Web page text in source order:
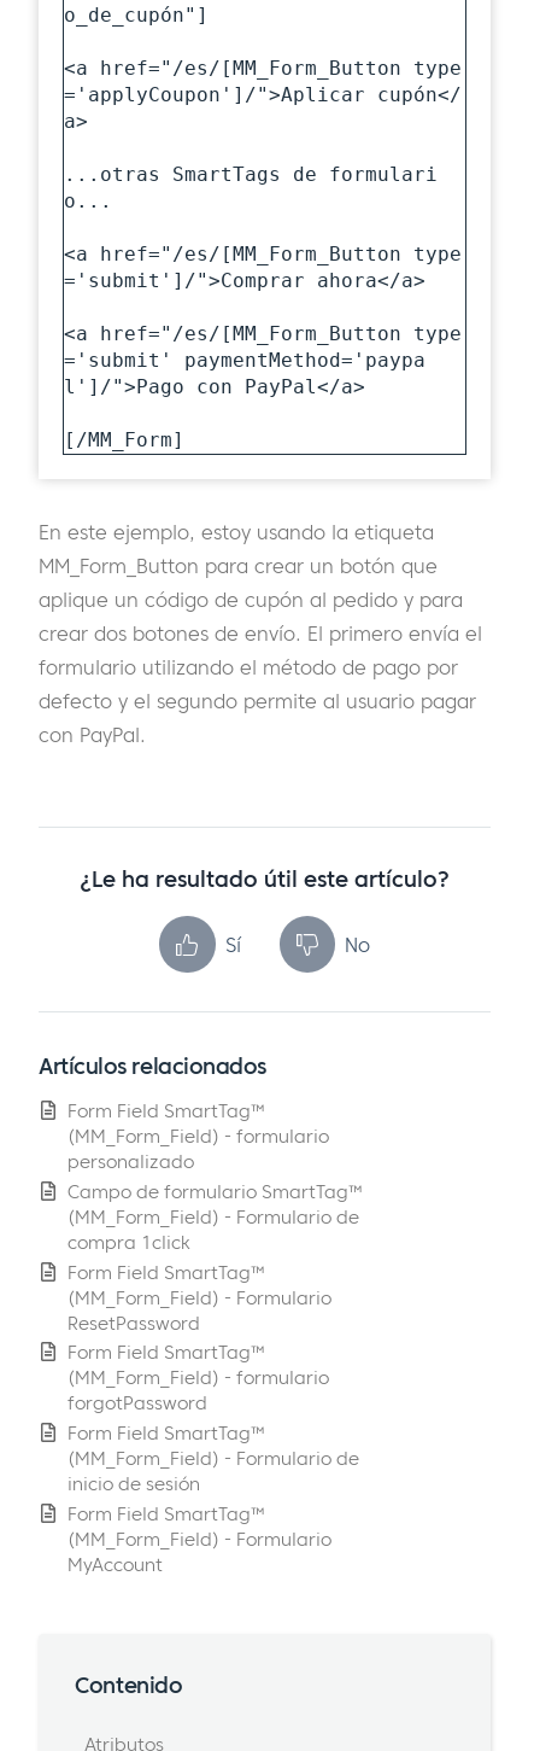
o_de_cupón"]
<a href="/es/[MM_Form_Button type
='applyCoupon']/">Aplicar cupón</
a>
...otras SmartTags de formulari
o...
<a href="/es/[MM_Form_Button type
='submit']/">Comprar ahora</a>
<a href="/es/[MM_Form_Button type
='submit' paymentMethod='paypa
l']/">Pago con PayPal</a>
[/MM_Form]
En este ejemplo, estoy usando la etiqueta
MM_Form_Button para crear un botón que
aplique un código de cupón al pedido y para
crear dos botones de envío. El primero envía el
formulario utilizando el método de pago por
defecto y el segundo permite al usuario pagar
con PayPal.
¿Le ha resultado útil este artículo?
Sí No
Artículos relacionados
Form Field SmartTag™
(MM_Form_Field) - formulario
personalizado
Campo de formulario SmartTag™
(MM_Form_Field) - Formulario de
compra 1click
Form Field SmartTag™
(MM_Form_Field) - Formulario
ResetPassword
Form Field SmartTag™
(MM_Form_Field) - formulario
forgotPassword
Form Field SmartTag™
(MM_Form_Field) - Formulario de
inicio de sesión
Form Field SmartTag™
(MM_Form_Field) - Formulario
MyAccount
Contenido
Atributos